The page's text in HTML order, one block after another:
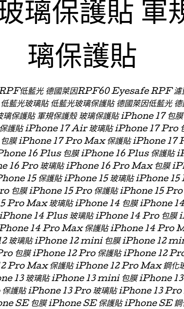
璃保護貼 軍
璃保護貼
低藍光 德國萊因RPF60 Eyesafe RPF 濾
藍光玻璃貼 低藍光玻璃保護貼 德國萊因低藍光
璃保護貼 軍規保護殼 玻璃保護貼 iPhone 17
貼 iPhone 17 Air 玻璃貼 iPhone 17 Pro
膜 iPhone 17 Pro Max 保護貼 iPhone 17
16 Plus 包膜 iPhone 16 Plus 保護貼
16 Pro 玻璃貼 iPhone 16 Pro Max 包膜
15 保護貼 iPhone 15 玻璃貼 iPhone
包膜 iPhone 15 Pro 保護貼 iPhone 15
Max 玻璃貼 iPhone 14 包膜 iPhone
14 Plus 玻璃貼 iPhone 14 Pro 包膜
14 Pro Max 保護貼 iPhone 14 Pro
玻璃貼 iPhone 12 mini 包膜 iPhone 12
包膜 iPhone 12 Pro 保護貼 iPhone 12
Pro Max 保護貼 iPhone 12 Pro Max 鋼化
13 玻璃貼 iPhone 13 mini 包膜 iPhone
護貼 iPhone 13 Pro 玻璃貼 iPhone 13
SE 包膜 iPhone SE 保護貼 iPhone SE